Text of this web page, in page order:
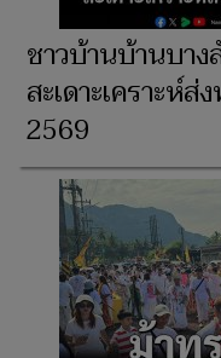
ชาวบ้านบ้านบา
สะเดาะเคราะห์
2569